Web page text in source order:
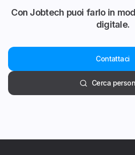
Con Jobtech puoi farlo in
digitale.
Contattaci
Cerca